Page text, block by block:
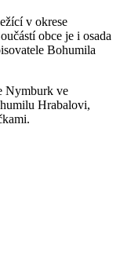
v okrese
obce je i osada
Bohumila
Nymburk ve
Hrabalovi,